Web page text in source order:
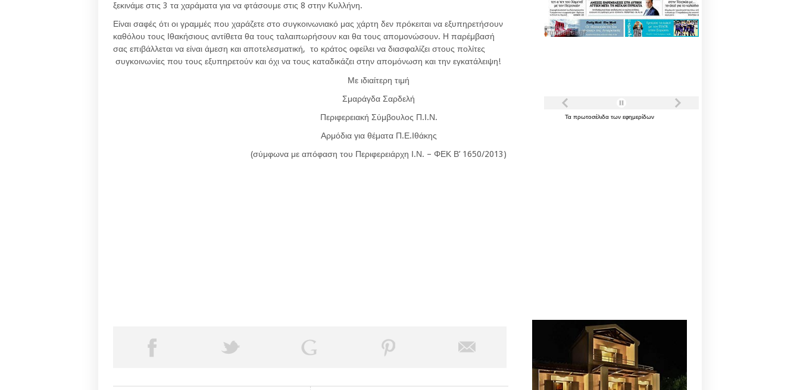
ξεκινάμε στις 3 τα χαράματα για να φτάσουμε στις 8 στην Κυλλήνη.
Είναι σαφές ότι οι γραμμές που χαράζετε στο συγκοινωνιακό μας χάρτη δεν πρόκειται να εξυπηρετήσουν
καθόλου τους Ιθακήσιους αντίθετα θα τους ταλαιπωρήσουν και θα τους απομονώσουν. Η παρέμβασή
σας επιβάλλεται να είναι άμεση και αποτελεσματική, το κράτος οφείλει να διασφαλίζει στους πολίτες
συγκοινωνίες που τους εξυπηρετούν και όχι να τους καταδικάζει στην απομόνωση και την εγκατάλειψη!
Με ιδιαίτερη τιμή
Σμαράγδα Σαρδελή
Περιφερειακή Σύμβουλος Π.Ι.Ν.
Αρμόδια για θέματα Π.Ε.Ιθάκης
(σύμφωνα με απόφαση του Περιφερειάρχη Ι.Ν. – ΦΕΚ Β’ 1650/2013)
Τα πρωτοσέλιδα των εφημερίδων